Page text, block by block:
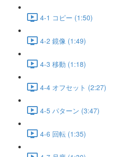
4-1 コピー (1:50)
4-2 鏡像 (1:49)
4-3 移動 (1:18)
4-4 オフセット (2:27)
4-5 パターン (3:47)
4-6 回転 (1:35)